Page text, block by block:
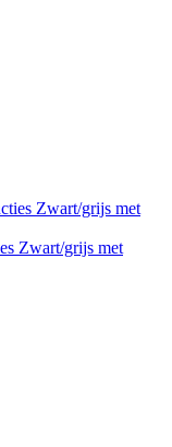
Zwart/grijs met